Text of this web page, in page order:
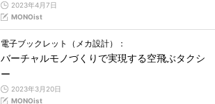
2023年4月7日
MONOist
電子ブックレット（メカ設計）：
バーチャルモノづくりで実現する空飛ぶタクシ
ー
2023年3月20日
MONOist